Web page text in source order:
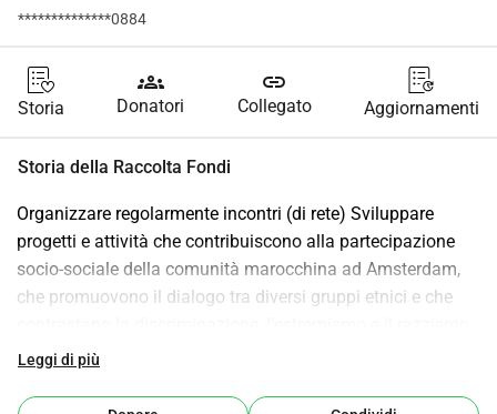
**************0884
Storia
groups
Donatori
link
Collegato Aggiornamenti
Storia della Raccolta Fondi
Organizzare regolarmente incontri (di rete) Sviluppare
progetti e attività che contribuiscono alla partecipazione
socio-sociale della comunità marocchina ad Amsterdam,
che promuovono il dialogo tra diversi gruppi etnici e che
Fornire aiuto e consulenza ai marocchini ad Amsterdam
competenze a auto-organizzazioni, governo locale, stampa
Leggi di più